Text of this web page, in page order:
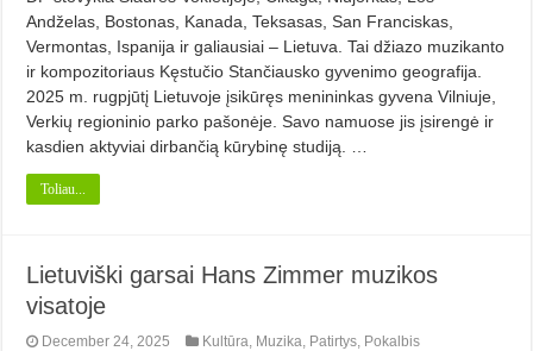
Andželas, Bostonas, Kanada, Teksasas, San Franciskas,
Vermontas, Ispanija ir galiausiai – Lietuva. Tai džiazo muzikanto
ir kompozitoriaus Kęstučio Stančiausko gyvenimo geografija.
2025 m. rugpjūtį Lietuvoje įsikūręs menininkas gyvena Vilniuje,
Verkių regioninio parko pašonėje. Savo namuose jis įsirengė ir
kasdien aktyviai dirbančią kūrybinę studiją. …
Toliau...
Lietuviški garsai Hans Zimmer muzikos
visatoje
December 24, 2025 Kultūra, Muzika, Patirtys, Pokalbis